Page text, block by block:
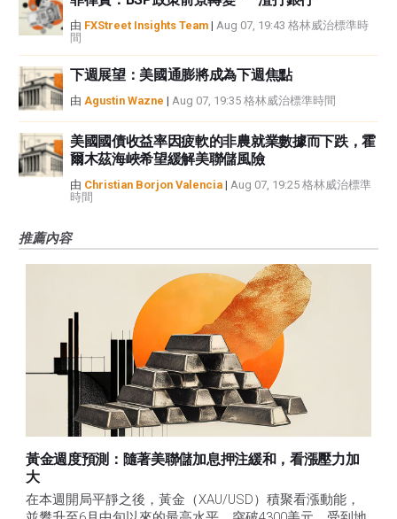
由 FXStreet Insights Team | Aug 07, 19:43 格林威治標準時
間
下週展望：美國通膨將成為下週焦點
由 Agustin Wazne | Aug 07, 19:35 格林威治標準時間
美國國債收益率因疲軟的非農就業數據而下跌，霍
爾木茲海峽希望緩解美聯儲風險
由 Christian Borjon Valencia | Aug 07, 19:25 格林威治標準
時間
推薦內容
黃金週度預測：隨著美聯儲加息押注緩和，看漲壓力加
大
在本週開局平靜之後，黃金（XAU/USD）積聚看漲動能，